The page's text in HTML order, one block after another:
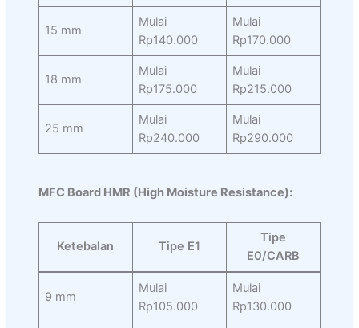
15 mm
Mulai
Rp140.000
Mulai
Rp170.000
18 mm
Mulai
Rp175.000
Mulai
Rp215.000
25 mm
Mulai
Rp240.000
Mulai
Rp290.000
MFC Board HMR (High Moisture Resistance):
Ketebalan Tipe E1
Tipe
E0/CARB
9 mm
Mulai
Rp105.000
Mulai
Rp130.000